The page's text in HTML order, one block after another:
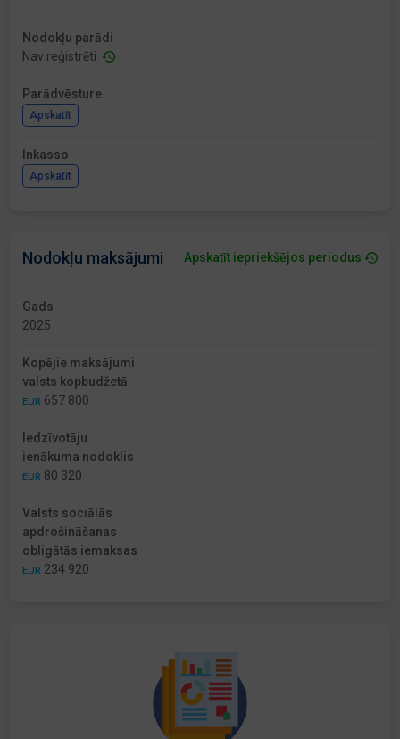
Nodokļu parādi
Nav reģistrēti
Parādvēsture
Apskatīt
Inkasso
Apskatīt
Nodokļu maksājumi Apskatīt iepriekšējos periodus
Gads
2025
Kopējie maksājumi
valsts kopbudžetā
EUR 657 800
Iedzīvotāju
ienākuma nodoklis
EUR 80 320
Valsts sociālās
apdrošināšanas
obligātās iemaksas
EUR 234 920